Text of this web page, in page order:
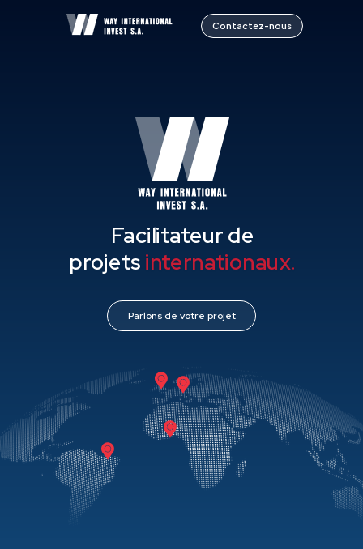
Contactez-nous
Facilitateur de
projetsinternationaux.
Parlons de votre projet